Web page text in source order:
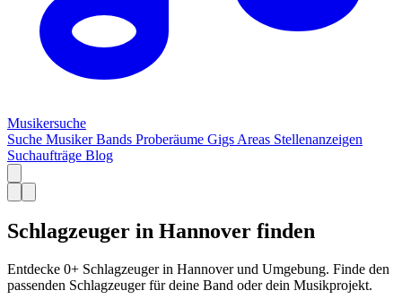
Musikersuche
Suche MusikerBands Proberäume Gigs Areas Stellenanzeigen
Suchaufträge Blog
Schlagzeuger in Hannover finden
Entdecke 0+ Schlagzeuger in Hannover und Umgebung. Finde den
passenden Schlagzeuger für deine Band oder dein Musikprojekt.